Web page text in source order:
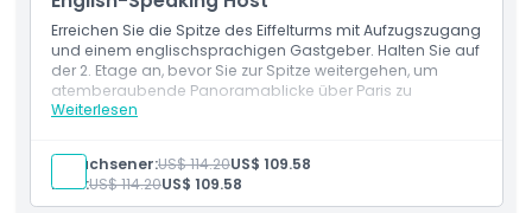
Dinge, die Sie wissen sollten
Stornierungsbedingungen
Erreichen Sie die Spitze des Eiffelturms mit Aufzugszugang
und einem englischsprachigen Gastgeber. Halten Sie auf
der 2. Etage an, bevor Sie zur Spitze weitergehen, um
atemberaubende Panoramablicke über Paris zu
genießen.
Weiterlesen
Reservierter Eintritt zum Eiffelturm
Aufzugzugang zum 2. Stock und Gipfel
Englischsprachiger Moderator-Kommentar
Erwachsener:US$ 114.20US$ 109.58
Kind:US$ 114.20US$ 109.58